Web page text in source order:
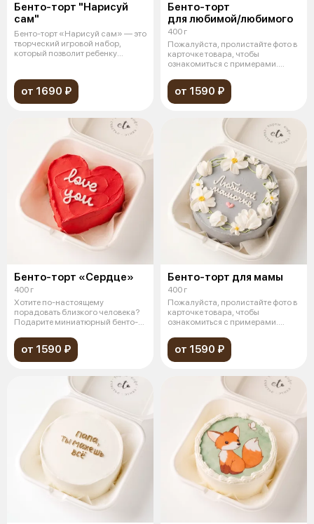
Бенто-торт "Нарисуй
сам"
Бенто-торт «Нарисуй сам» — это
творческий игровой набор,
который позволит ребенку
от 1690 ₽
Бенто-торт
для любимой/любимого
400 г
Пожалуйста, пролистайте фото в
карточке товара, чтобы
ознакомиться с примерами.
от 1590 ₽
Бенто-торт «Cердце»
400 г
Хотите по-настоящему
порадовать близкого человека?
Подарите миниатюрный бенто-
от 1590 ₽
Бенто-торт для мамы
400 г
Пожалуйста, пролистайте фото в
карточке товара, чтобы
ознакомиться с примерами.
от 1590 ₽